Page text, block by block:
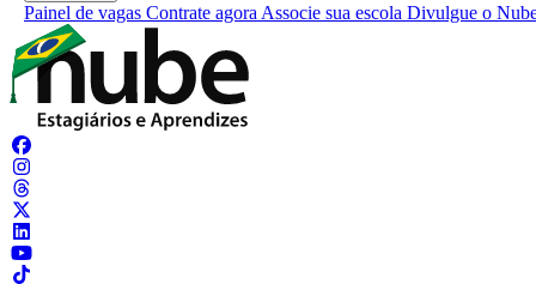
Painel de vagas Contrate agora Associe sua escola Divulgue o